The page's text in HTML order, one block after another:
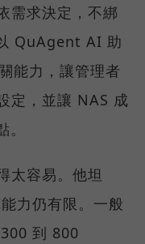
需求決定，不綁
QuAgent AI 助
能力，讓管理者
定，並讓 NAS 成
太容易。他坦
力仍有限。一般
到 800